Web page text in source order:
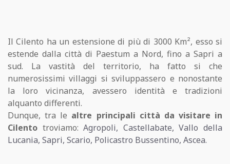
Il Cilento ha un estensione di più di 3000 Km², esso si
estende dalla città di Paestum a Nord, fino a Sapri a
sud. La vastità del territorio, ha fatto si che
numerosissimi villaggi si sviluppassero e nonostante
la loro vicinanza, avessero identità e tradizioni
alquanto differenti.
Dunque, tra le altre principali città da visitare in
Cilento troviamo:Agropoli, Castellabate, Vallo della
Lucania, Sapri, Scario, Policastro Bussentino, Ascea.